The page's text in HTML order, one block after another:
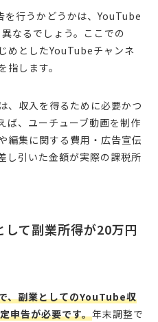
行うかどうかは、YouTube
なるでしょう。ここでの
めとしたYouTubeチャンネ
します。
、収入を得るために必要かつ
ば、ユーチューブ動画を制作
編集に関する費用・広告宣伝
し引いた金額が実際の課税所
て副業所得が20万円
、副業としてのYouTube収
申告が必要です。年末調整で